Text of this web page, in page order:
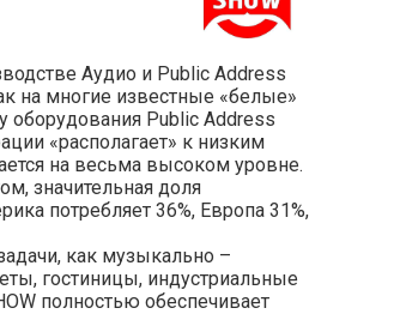
Аудио и Public Address
на многие известные «белые»
оборудования Public Address
«располагает» к низким
на весьма высоком уровне.
значительная доля
потребляет 36%, Европа 31%,
как музыкально –
гостиницы, индустриальные
полностью обеспечивает